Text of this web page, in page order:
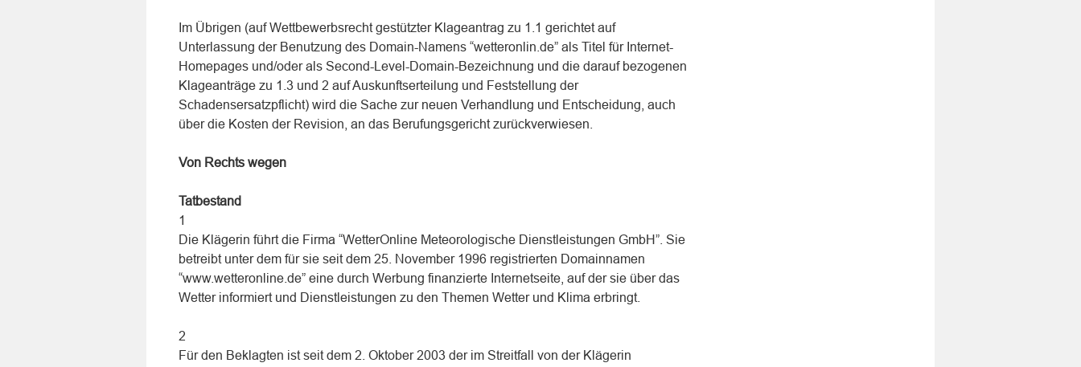
Im Übrigen (auf Wettbewerbsrecht gestützter Klageantrag zu 1.1 gerichtet auf
Unterlassung der Benutzung des Domain-Namens “wetteronlin.de” als Titel für Internet-
Homepages und/oder als Second-Level-Domain-Bezeichnung und die darauf bezogenen
Klageanträge zu 1.3 und 2 auf Auskunftserteilung und Feststellung der
Schadensersatzpflicht) wird die Sache zur neuen Verhandlung und Entscheidung, auch
über die Kosten der Revision, an das Berufungsgericht zurückverwiesen.
Von Rechts wegen
Tatbestand
1
Die Klägerin führt die Firma “WetterOnline Meteorologische Dienstleistungen GmbH”. Sie
betreibt unter dem für sie seit dem 25. November 1996 registrierten Domainnamen
“www.wetteronline.de” eine durch Werbung finanzierte Internetseite, auf der sie über das
Wetter informiert und Dienstleistungen zu den Themen Wetter und Klima erbringt.
2
Für den Beklagten ist seit dem 2. Oktober 2003 der im Streitfall von der Klägerin